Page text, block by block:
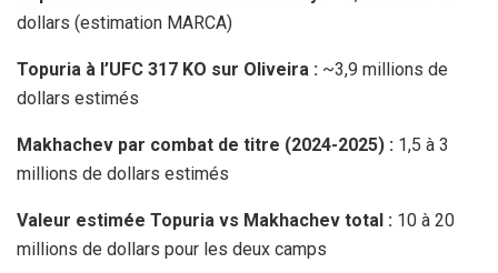
dollars (estimation MARCA)
Topuria à l’UFC 317 KO sur Oliveira : ~3,9 millions de
dollars estimés
Makhachev par combat de titre (2024-2025) : 1,5 à 3
millions de dollars estimés
Valeur estimée Topuria vs Makhachev total : 10 à 20
millions de dollars pour les deux camps